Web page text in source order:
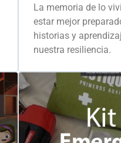
La memoria de lo
estar mejor
historias y
nuestra resiliencia.